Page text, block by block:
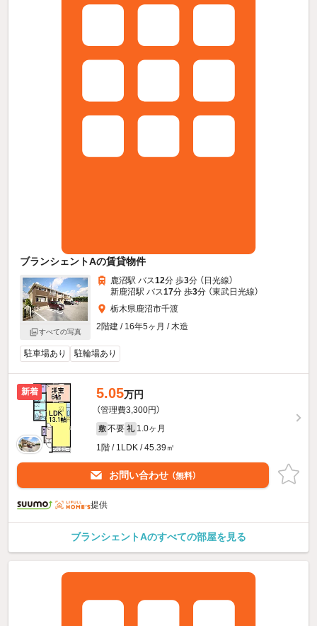
ブランシェントAの賃貸物件
すべての写真
鹿沼駅 バス12分 歩3分 （日光線）
新鹿沼駅 バス17分 歩3分 （東武日光線）
栃木県鹿沼市千渡
2階建 / 16年5ヶ月 / 木造
駐車場あり 駐輪場あり
新着 5.05万円
（管理費3,300円）
敷 不要 礼 1.0ヶ月
1階 / 1LDK / 45.39㎡
お問い合わせ （無料）
提供
ブランシェントAのすべての部屋を見る